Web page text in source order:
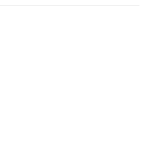
Angels replicada en el